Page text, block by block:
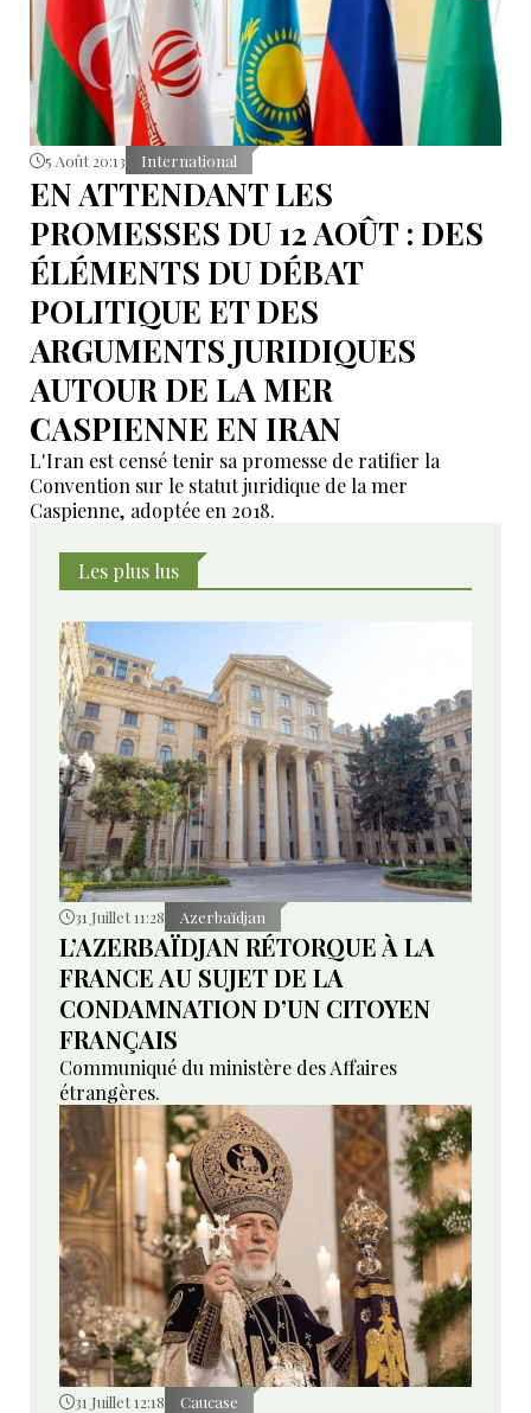
5 Août 20:13 International
EN ATTENDANT LES
PROMESSES DU 12 AOÛT : DES
ÉLÉMENTS DU DÉBAT
POLITIQUE ET DES
ARGUMENTS JURIDIQUES
AUTOUR DE LA MER
CASPIENNE EN IRAN
L'Iran est censé tenir sa promesse de ratifier la
Convention sur le statut juridique de la mer
Caspienne, adoptée en 2018.
Les plus lus
31 Juillet 11:28 Azerbaïdjan
L’AZERBAÏDJAN RÉTORQUE À LA
FRANCE AU SUJET DE LA
CONDAMNATION D’UN CITOYEN
FRANÇAIS
Communiqué du ministère des Affaires
étrangères.
31 Juillet 12:18 Caucase